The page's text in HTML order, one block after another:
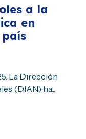
a la
en
La Dirección
(DIAN) ha...